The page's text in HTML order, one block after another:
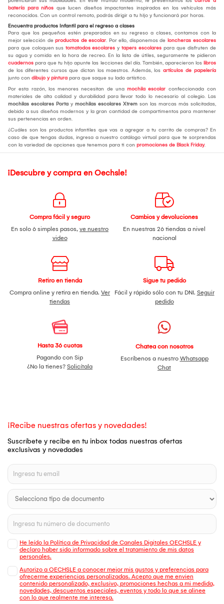
batería para niños que lucen diseños impactantes inspirados en los vehículos más
reconocidos. Con un control remoto, podrás dirigir a tu hijo y funcionará por horas.
Encuentra productos Infantil para el regreso a clases
Para que los pequeños estén preparados en su regreso a clases, contamos con la
mejor selección de productos de escolar. Por ello, disponemos de loncheras escolares
para que coloquen sus tomatodos escolares y tapers escolares para que disfruten de
su agua y comida en la hora de recreo. En la lista de útiles, seguramente te pidieron
cuadernos para que tu hijo apunte las lecciones del día. También, aparecieron los libros
de los diferentes cursos que dictan los maestros. Además, los artículos de papelería
junto con dibujo y pintura para que saque su lado artístico.
Por esta razón, los menores necesitan de una mochila escolar confeccionada con
materiales de alta calidad y durabilidad para llevar todo lo necesario al colegio. Las
mochilas escolares Porta y mochilas escolares Xtrem son las marcas más solicitadas,
debido a sus diseños modernos y la gran cantidad de compartimentos para mantener
sus pertenencias en orden.
¿Cuáles son los productos infantiles que vas a agregar a tu carrito de compras? En
caso de que tengas dudas, ingresa a nuestro catálogo virtual para que te sorprendas
con la variedad de opciones que tenemos para ti con promociones de Black Friday.
¡Descubre y compra en Oechsle!
Compra fácil y seguro
En solo 6 simples pasos, ve nuestro
video
Cambios y devoluciones
En nuestras 26 tiendas a nivel
nacional
Retiro en tienda
Compra online y retira en tienda. Ver
tiendas
Sigue tu pedido
Fácil y rápido sólo con tu DNI. Seguir
pedido
Hasta 36 cuotas
Pagando con Sip
¿No la tienes? Solicítala
Chatea con nosotros
Escríbenos a nuestro Whatsapp
Chat
¡Recibe nuestras ofertas y novedades!
Suscríbete y recibe en tu inbox todas nuestras ofertas
exclusivas y novedades
He leído la Política de Privacidad de Canales Digitales OECHSLE y
declaro haber sido informado sobre el tratamiento de mis datos
personales.
Autorizo a OECHSLE a conocer mejor mis gustos y preferencias para
ofrecerme experiencias personalizadas. Acepto que me envien
contenido personalizado, exclusivo, promociones hechas a mi medida,
novedades, descuentos especiales, eventos y todo lo que se alinee
con lo que realmente me interesa.